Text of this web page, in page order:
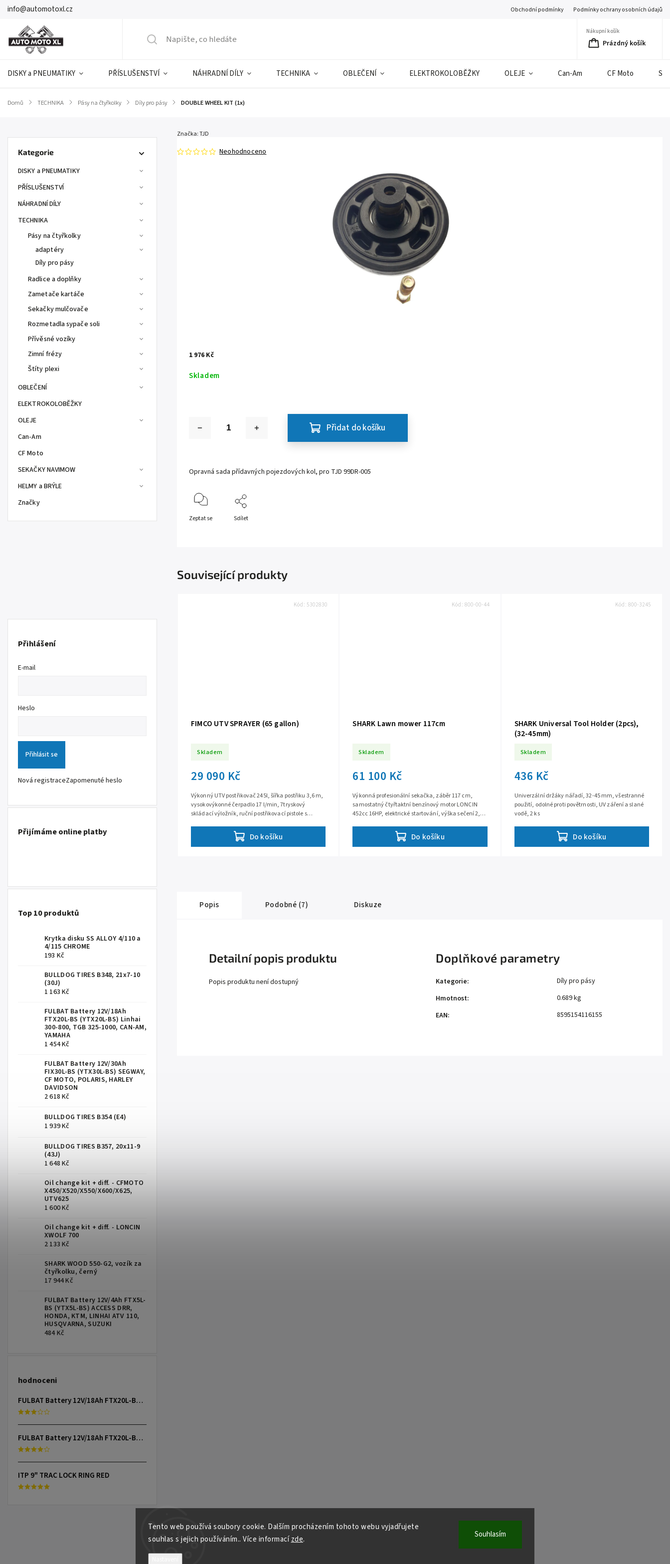
Tento web používá soubory cookie. Dalším procházením tohoto webu vyjadřujete
souhlas s jejich používáním.. Více informacízde. Souhlasím
info@automotoxl.cz Obchodní podmínky Podmínky ochrany osobních údajů
Nákupní košík
Prázdný košík
DISKY a PNEUMATIKY PŘÍSLUŠENSTVÍ NÁHRADNÍ DÍLY TECHNIKA OBLEČENÍ ELEKTROKOLOBĚŽKY OLEJE Can-Am CF Moto
Domů / TECHNIKA / Pásy na čtyřkolky / Díly pro pásy / DOUBLE WHEEL KIT (1x)
Kategorie
DISKY a PNEUMATIKY
PŘÍSLUŠENSTVÍ
NÁHRADNÍ DÍLY
TECHNIKA
Pásy na čtyřkolky
adaptéry
Díly pro pásy
Radlice a doplňky
Zametače kartáče
Sekačky mulčovače
Rozmetadla sypače soli
Přívěsné vozíky
Zimní frézy
Štíty plexi
OBLEČENÍ
ELEKTROKOLOBĚŽKY
OLEJE
Can-Am
CF Moto
SEKAČKY NAVIMOW
HELMY a BRÝLE
Značky
Přihlášení
E-mail
Heslo
Přihlásit se
Nová registraceZapomenuté heslo
Přijímáme online platby
Top 10 produktů
Krytka disku SS ALLOY 4/110 a
4/115 CHROME
193 Kč
BULLDOG TIRES B348, 21x7-10
(30J)
1 163 Kč
FULBAT Battery 12V/18Ah
FTX20L-BS (YTX20L-BS) Linhai
300-800, TGB 325-1000, CAN-AM,
YAMAHA
1 454 Kč
FULBAT Battery 12V/30Ah
FIX30L-BS (YTX30L-BS) SEGWAY,
CF MOTO, POLARIS, HARLEY
DAVIDSON
2 618 Kč
BULLDOG TIRES B354 (E4)
1 939 Kč
BULLDOG TIRES B357, 20x11-9
(43J)
1 648 Kč
Oil change kit + diff. - CFMOTO
X450/X520/X550/X600/X625,
UTV625
1 600 Kč
Oil change kit + diff. - LONCIN
XWOLF 700
2 133 Kč
SHARK WOOD 550-G2, vozík za
čtyřkolku, černý
17 944 Kč
FULBAT Battery 12V/4Ah FTX5L-
BS (YTX5L-BS) ACCESS DRR,
HONDA, KTM, LINHAI ATV 110,
HUSQVARNA, SUZUKI
484 Kč
hodnoceni
FULBAT Battery 12V/18Ah FTX20L-BS (YTX20L-BS) Linhai 300-800, TGB 325-1000, CAN-AM, YAMAHA
FULBAT Battery 12V/18Ah FTX20L-BS (YTX20L-BS) Linhai 300-800, TGB 325-1000, CAN-AM, YAMAHA
ITP 9" TRAC LOCK RING RED
Neohodnoceno
Značka:TJD
1 976 Kč
Skladem
Přidat do košíku
Opravná sada přídavných pojezdových kol, pro TJD 99DR-005
Zeptat se Sdílet
Související produkty
FIMCO UTV SPRAYER (65 gallon)
Skladem
29 090 Kč
Do košíku
Výkonný UTV postřikovač 245l, šířka postřiku 3,6 m,
vysokovýkonné čerpadlo 17 l/min, 7tryskový
skládací výložník, ruční postřikovací pistole s
Kód: 5302830
SHARK Lawn mower 117cm
Skladem
61 100 Kč
Do košíku
Výkonná profesionální sekačka, záběr 117 cm,
samostatný čtyřtaktní benzínový motor LONCIN
452cc 16HP, elektrické startování, výška sečení 2,5 -
Kód: 800-00-44
SHARK Universal Tool Holder (2pcs),
(32-45mm)
Skladem
436 Kč
Do košíku
Univerzální držáky nářadí, 32-45 mm, všestranné
použití, odolné proti povětrnosti, UV záření a slané
vodě, 2 ks
Kód: 800-3245
Popis Podobné (7) Diskuze
Detailní popis produktu
Popis produktu není dostupný
Doplňkové parametry
Kategorie:
Díly pro pásy
Hmotnost:
0.689 kg
EAN: 8595154116155